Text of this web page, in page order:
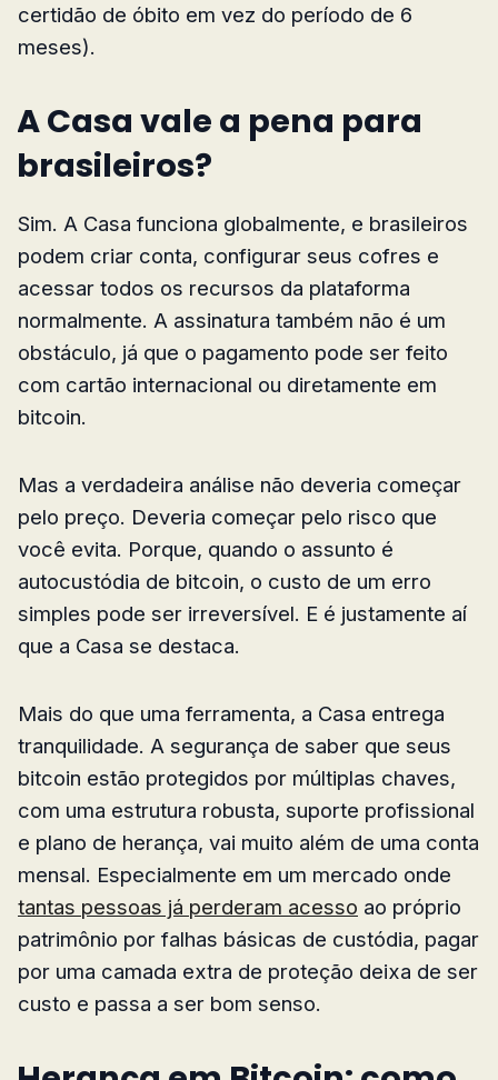
certidão de óbito em vez do período de 6
meses).
A Casa vale a pena para
brasileiros?
Sim. A Casa funciona globalmente, e brasileiros
podem criar conta, configurar seus cofres e
acessar todos os recursos da plataforma
normalmente. A assinatura também não é um
obstáculo, já que o pagamento pode ser feito
com cartão internacional ou diretamente em
bitcoin.
Mas a verdadeira análise não deveria começar
pelo preço. Deveria começar pelo risco que
você evita. Porque, quando o assunto é
autocustódia de bitcoin, o custo de um erro
simples pode ser irreversível. E é justamente aí
que a Casa se destaca.
Mais do que uma ferramenta, a Casa entrega
tranquilidade. A segurança de saber que seus
bitcoin estão protegidos por múltiplas chaves,
com uma estrutura robusta, suporte profissional
e plano de herança, vai muito além de uma conta
mensal. Especialmente em um mercado onde
tantas pessoas já perderam acesso ao próprio
patrimônio por falhas básicas de custódia, pagar
por uma camada extra de proteção deixa de ser
custo e passa a ser bom senso.